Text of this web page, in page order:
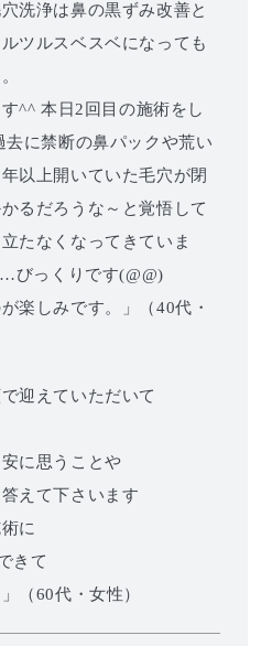
洗浄は鼻の黒ずみ改善と
ツルスベスベになっても
^^ 本日2回目の施術をし
に禁断の鼻パックや荒い
以上開いていた毛穴が閉
るだろうな～と覚悟して
たなくなってきていま
びっくりです(@@)
楽しみです。」（40代・
迎えていただいて
に思うことや
えて下さいます
に
きて
（60代・女性）